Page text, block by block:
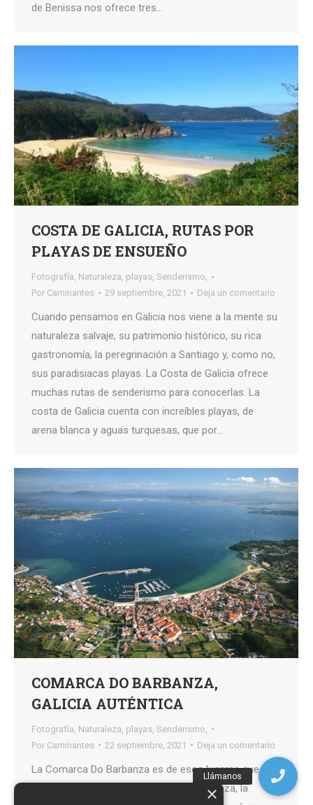
de Benissa nos ofrece tres…
COSTA DE GALICIA, RUTAS POR
PLAYAS DE ENSUEÑO
Fotografía, Naturaleza, playas, Senderismo,
Por Caminantes 29 septiembre, 2021 Deja un comentario
Cuando pensamos en Galicia nos viene a la mente su
naturaleza salvaje, su patrimonio histórico, su rica
gastronomía, la peregrinación a Santiago y, como no,
sus paradisiacas playas. La Costa de Galicia ofrece
muchas rutas de senderismo para conocerlas. La
costa de Galicia cuenta con increíbles playas, de
arena blanca y aguas turquesas, que por…
COMARCA DO BARBANZA,
GALICIA AUTÉNTICA
Fotografía Naturaleza playas Senderismo,
Por Caminantes 22 septiembre, 2021 Deja un comentario
La Comarca Do Barbanza es de esos lugares que
disfrutarás de todo. Si te gusta la naturaleza, la
×